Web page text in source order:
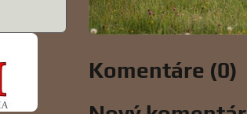
Komentáre (0)